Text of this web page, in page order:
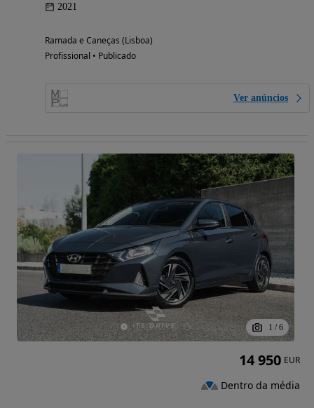
2021
Ramada e Caneças (Lisboa)
Profissional • Publicado
Ver anúncios
1 / 6
14 950 EUR
Dentro da média